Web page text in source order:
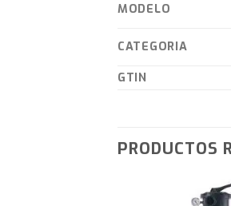
MODELO
CATEGORIA
GTIN
PRODUCTOS